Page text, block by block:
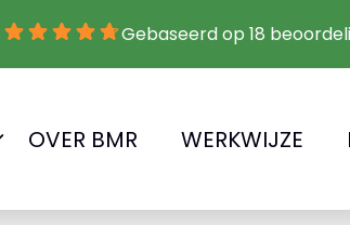
Gebaseerd op 18
OVER BMR WERKWIJZE